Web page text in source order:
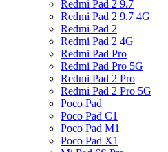
Redmi Pad 2 9.7
Redmi Pad 2 9.7 4G
Redmi Pad 2
Redmi Pad 2 4G
Redmi Pad Pro
Redmi Pad Pro 5G
Redmi Pad 2 Pro
Redmi Pad 2 Pro 5G
Poco Pad
Poco Pad C1
Poco Pad M1
Poco Pad X1